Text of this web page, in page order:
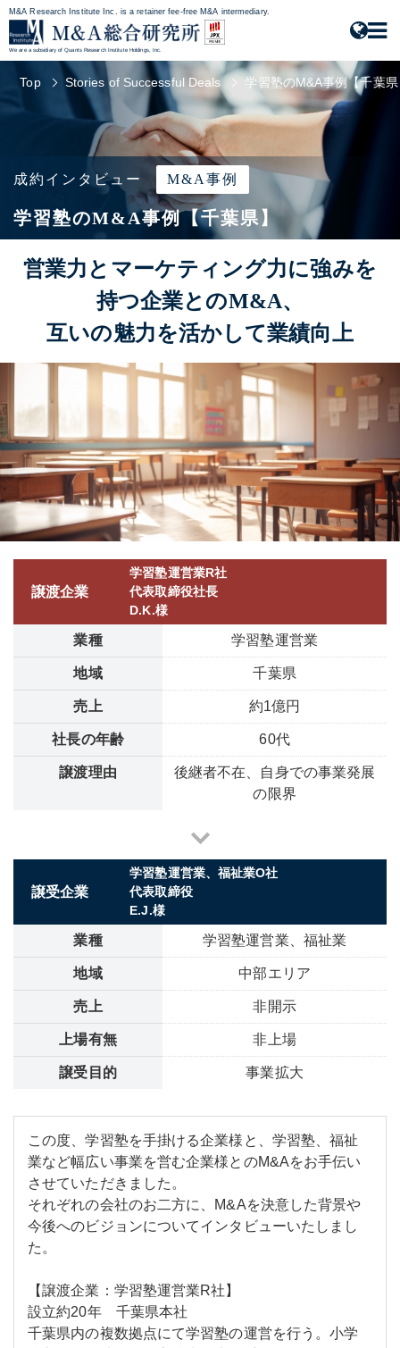
M&A Research Institute Inc. is a retainer fee-free M&A intermediary.
We are a subsidiary of Quants Research Institute Holdings, Inc.
Top Stories of Successful Deals 学習塾のM&A事例【千葉
成約インタビュー M&A事例
学習塾のM&A事例【千葉県】
営業力とマーケティング力に強みを
持つ企業とのM&A、
互いの魅力を活かして業績向上
譲渡企業
学習塾運営業R社
代表取締役社長
D.K.様
業種 学習塾運営業
地域 千葉県
売上 約1億円
社長の年齢 60代
譲渡理由
後継者不在、自身での事業発展
の限界
譲受企業
学習塾運営業、福祉業O社
代表取締役
E.J.様
業種 学習塾運営業、福祉業
地域 中部エリア
売上 非開示
上場有無 非上場
譲受目的 事業拡大
この度、学習塾を手掛ける企業様と、学習塾、福祉
業など幅広い事業を営む企業様とのM&Aをお手伝い
させていただきました。
それぞれの会社のお二方に、M&Aを決意した背景や
今後へのビジョンについてインタビューいたしまし
た。
【譲渡企業：学習塾運営業R社】
設立約20年 千葉県本社
千葉県内の複数拠点にて学習塾の運営を行う。小学